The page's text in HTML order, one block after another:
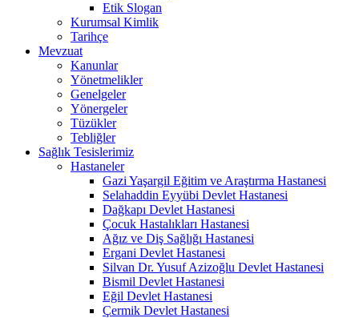
Etik Slogan
Kurumsal Kimlik
Tarihçe
Mevzuat
Kanunlar
Yönetmelikler
Genelgeler
Yönergeler
Tüzükler
Tebliğler
Sağlık Tesislerimiz
Hastaneler
Gazi Yaşargil Eğitim ve Araştırma Hastanesi
Selahaddin Eyyübi Devlet Hastanesi
Dağkapı Devlet Hastanesi
Çocuk Hastalıkları Hastanesi
Ağız ve Diş Sağlığı Hastanesi
Ergani Devlet Hastanesi
Silvan Dr. Yusuf Azizoğlu Devlet Hastanesi
Bismil Devlet Hastanesi
Eğil Devlet Hastanesi
Çermik Devlet Hastanesi